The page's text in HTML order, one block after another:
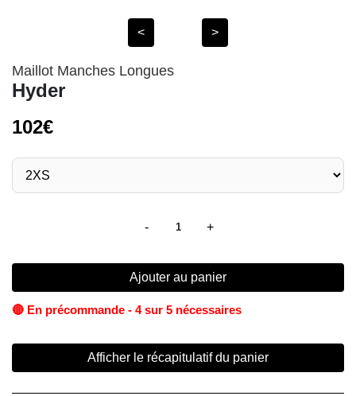
< >
Maillot Manches Longues
Hyder
102€
- 1 +
Ajouter au panier
🔴 En précommande - 4 sur 5 nécessaires
Afficher le récapitulatif du panier